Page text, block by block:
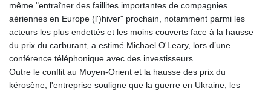
même "entraîner des faillites importantes de compagnies
aériennes en Europe (l')hiver" prochain, notamment parmi les
acteurs les plus endettés et les moins couverts face à la hausse
du prix du carburant, a estimé Michael O'Leary, lors d’une
conférence téléphonique avec des investisseurs.
Outre le conflit au Moyen-Orient et la hausse des prix du
kérosène, l'entreprise souligne que la guerre en Ukraine, les